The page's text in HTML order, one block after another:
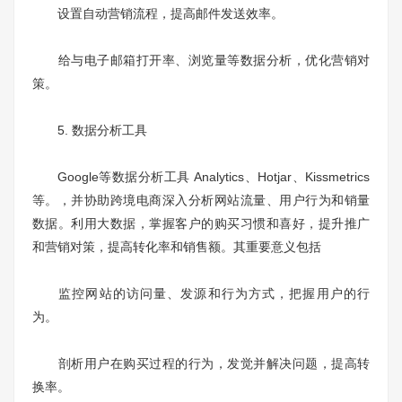
设置自动营销流程，提高邮件发送效率。
给与电子邮箱打开率、浏览量等数据分析，优化营销对
策。
5. 数据分析工具
Google等数据分析工具 Analytics、Hotjar、Kissmetrics
等。，并协助跨境电商深入分析网站流量、用户行为和销量
数据。利用大数据，掌握客户的购买习惯和喜好，提升推广
和营销对策，提高转化率和销售额。其重要意义包括
监控网站的访问量、发源和行为方式，把握用户的行
为。
剖析用户在购买过程的行为，发觉并解决问题，提高转
换率。